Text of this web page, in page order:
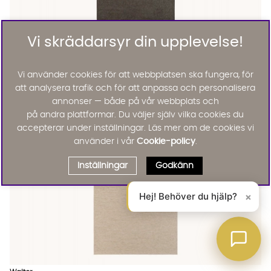
SUMAK Check 200x300 Grå
3145 :-
Vi skräddarsyr din upplevelse!
Vi använder cookies för att webbplatsen ska fungera, för
att analysera trafik och för att anpassa och personalisera
annonser — både på vår webbplats och
på andra plattformar. Du väljer själv vilka cookies du
accepterar under inställningar. Läs mer om de cookies vi
använder i vår Cookie-policy.
Inställningar Godkänn
Hej! Behöver du hjälp? ×